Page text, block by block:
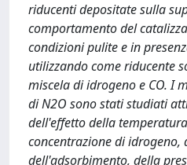
riducenti depositate sulla
comportamento del
condizioni pulite e in
utilizzando come riducente
miscela di idrogeno e CO. I
di N2O sono stati studiati
dell'effetto della
concentrazione di idrogeno,
dell'adsorbimento, della